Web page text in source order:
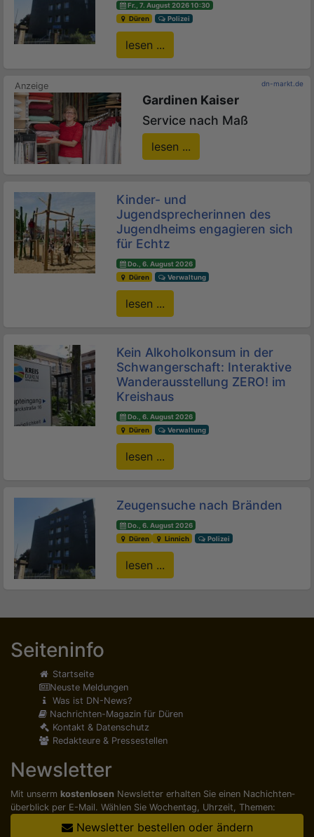
Fr., 7. August 2026 10:30
Düren
Polizei
lesen ...
dn-markt.de
Gardinen Kaiser
Service nach Maß
lesen ...
Kinder- und
Jugendsprecherinnen des
Jugendheims engagieren sich
für Echtz
Do., 6. August 2026
Düren
Verwaltung
lesen ...
Kein Alkoholkonsum in der
Schwangerschaft: Interaktive
Wanderausstellung ZERO! im
Kreishaus
Do., 6. August 2026
Düren
Verwaltung
lesen ...
Zeugensuche nach Bränden
Do., 6. August 2026
Düren
Linnich Polizei
lesen ...
Seiteninfo
Startseite
Neuste Meldungen
Was ist DN-News?
Nachrichten-Magazin für Düren
Kontakt & Datenschutz
Redakteure & Pressestellen
Newsletter
Mit unserm kostenlosen Newsletter erhalten Sie einen Nachichten­
überblick per E-Mail. Wählen Sie Wochentag, Uhrzeit, Themen:
Newsletter bestellen oder ändern